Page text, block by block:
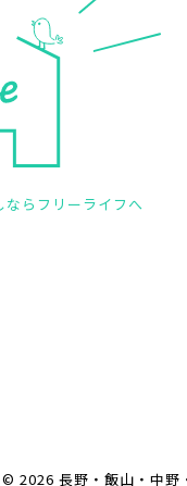
らフリーライフへ
© 2026 長野・飯山・中